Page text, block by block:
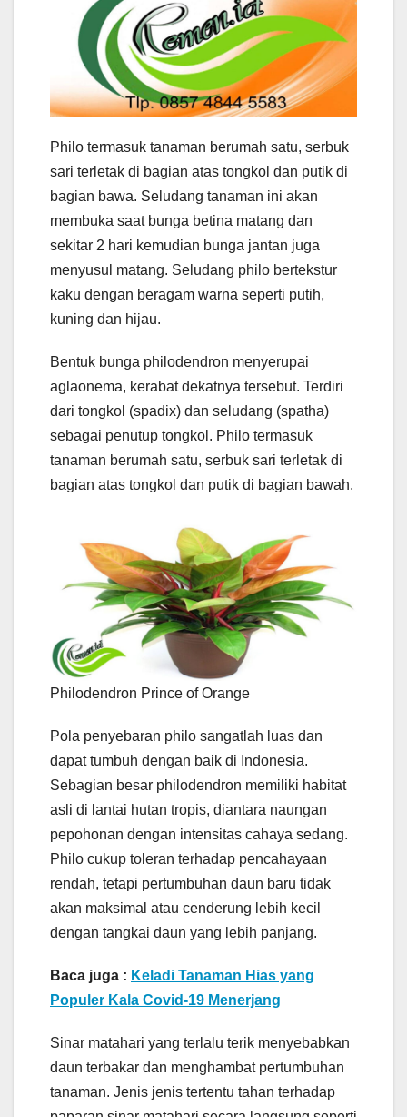
Philo termasuk tanaman berumah satu, serbuk
sari terletak di bagian atas tongkol dan putik di
bagian bawa. Seludang tanaman ini akan
membuka saat bunga betina matang dan
sekitar 2 hari kemudian bunga jantan juga
menyusul matang. Seludang philo bertekstur
kaku dengan beragam warna seperti putih,
kuning dan hijau.
Bentuk bunga philodendron menyerupai
aglaonema, kerabat dekatnya tersebut. Terdiri
dari tongkol (spadix) dan seludang (spatha)
sebagai penutup tongkol. Philo termasuk
tanaman berumah satu, serbuk sari terletak di
bagian atas tongkol dan putik di bagian bawah.
Philodendron Prince of Orange
Pola penyebaran philo sangatlah luas dan
dapat tumbuh dengan baik di Indonesia.
Sebagian besar philodendron memiliki habitat
asli di lantai hutan tropis, diantara naungan
pepohonan dengan intensitas cahaya sedang.
Philo cukup toleran terhadap pencahayaan
rendah, tetapi pertumbuhan daun baru tidak
akan maksimal atau cenderung lebih kecil
dengan tangkai daun yang lebih panjang.
Baca juga : Keladi Tanaman Hias yang
Populer Kala Covid-19 Menerjang
Sinar matahari yang terlalu terik menyebabkan
daun terbakar dan menghambat pertumbuhan
tanaman. Jenis jenis tertentu tahan terhadap